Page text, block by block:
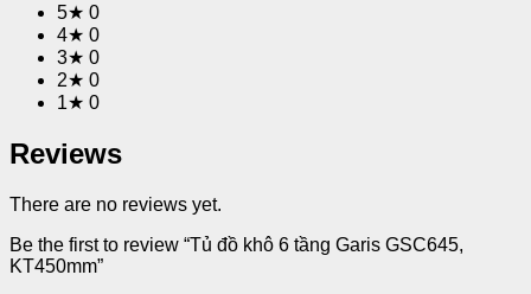
5★ 0
4★ 0
3★ 0
2★ 0
1★ 0
Reviews
There are no reviews yet.
Be the first to review “Tủ đồ khô 6 tầng Garis GSC645,
KT450mm”